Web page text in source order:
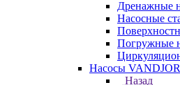
Дренажные
Насосные
Погружные
Насосы
Назад